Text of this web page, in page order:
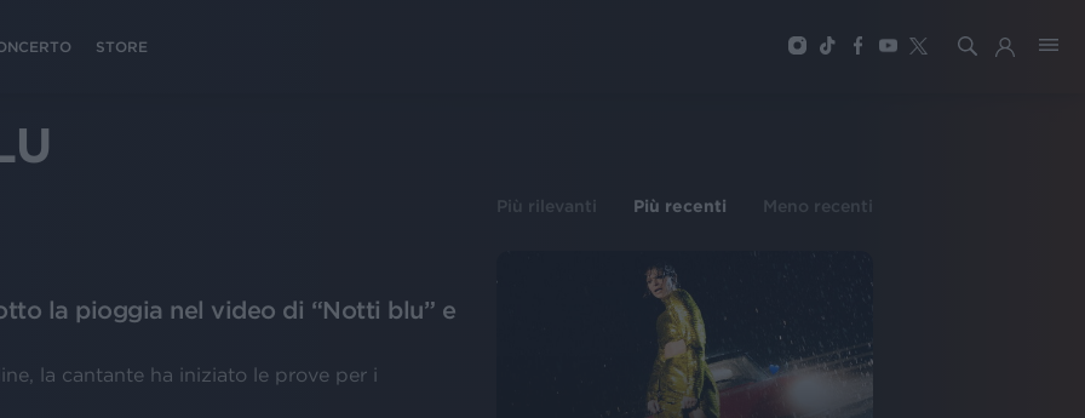
STORE
Più rilevanti Più recenti Meno recenti
la pioggia nel video di “Notti blu” e
la cantante ha iniziato le prove per i